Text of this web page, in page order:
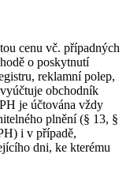
cenu vč. případných
o poskytnutí
reklamní polep,
obchodník
je účtována vždy
plnění (§ 13, §
i v případě,
dni, ke kterému